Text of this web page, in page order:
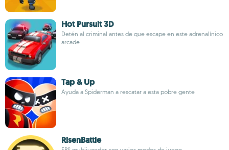
Hot Pursuit 3D
Detén al criminal antes de que escape en este adrenalínico
arcade
Tap & Up
Ayuda a Spiderman a rescatar a esta pobre gente
RisenBattle